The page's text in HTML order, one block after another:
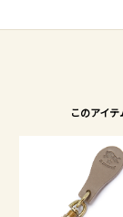
このアイ